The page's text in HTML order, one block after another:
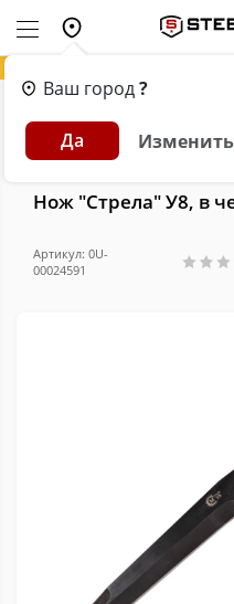
Ваш город?
Да
Главная Каталог
Нож "Стрела" У8, в чехле
Нож "Стрела" У8, в
Артикул: 0U-
00024591